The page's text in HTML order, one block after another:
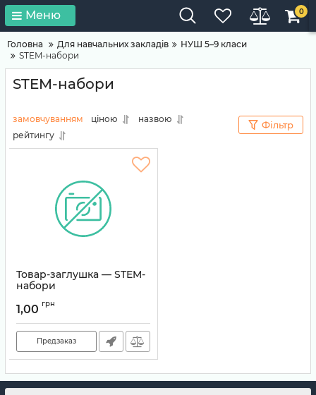
Меню 0
Головна Для навчальних закладів
НУШ 5–9 класи
STEM-набори
STEM-набори
замовчуванням ціною
назвою
рейтингу
Фільтр
Товар-заглушка — STEM-
набори
1,00 грн
Предзаказ